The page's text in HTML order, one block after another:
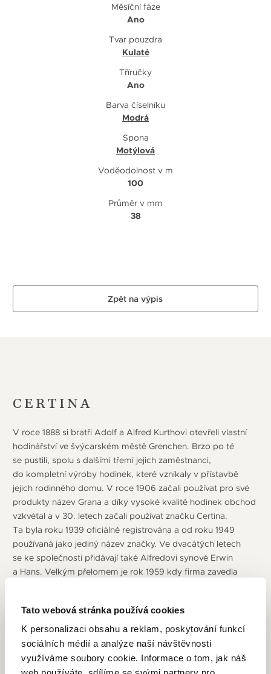
Tato webová stránka používá cookies
K personalizaci obsahu a reklam, poskytování funkcí
sociálních médií a analýze naší návštěvnosti
využíváme soubory cookie. Informace o tom, jak náš
Měsíční fáze
Ano
Tvar pouzdra
Kulaté
Tříručky
Ano
Barva číselníku
Modrá
Spona
Motýlová
Voděodolnost v m
100
Průměr v mm
38
Zpět na výpis
CERTINA
V roce 1888 si bratři Adolf a Alfred Kurthovi otevřeli vlastní
hodinářství ve švýcarském městě Grenchen. Brzo po té
se pustili, spolu s dalšími třemi jejich zaměstnanci,
do kompletní výroby hodinek, které vznikaly v přístavbě
jejich rodinného domu. V roce 1906 začali používat pro své
produkty název Grana a díky vysoké kvalitě hodinek obchod
vzkvétal a v 30. letech začali používat značku Certina.
Ta byla roku 1939 oficiálně registrována a od roku 1949
používaná jako jediný název značky. Ve dvacátých letech
se ke společnosti přidávají také Alfredovi synové Erwin
a Hans. Velkým přelomem je rok 1959 kdy firma zavedla
(strojek je "zavěšený" uvnitř vysoce zpevněného pláště)
a voděodolné až do 20 barů (200 metrů), díky inovativní
kombinaci těsnění a materiálů. Nastavuje tak nové standardy
pro celou generaci náramkových hodinek. Želví krunýř
je symbolem robustnosti a odolnosti – připomíná